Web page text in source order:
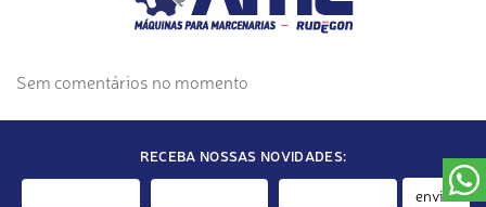
Sem comentários no momento
RECEBA NOSSAS NOVIDADES:
enviar